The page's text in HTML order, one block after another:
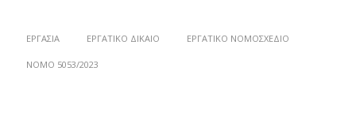
ΕΡΓΑΣΊΑ ΕΡΓΑΤΙΚΌ ΔΊΚΑΙΟ ΕΡΓΑΤΙΚΌ ΝΟΜΟΣΧΈΔΙΟ
ΝΌΜΟ 5053/2023